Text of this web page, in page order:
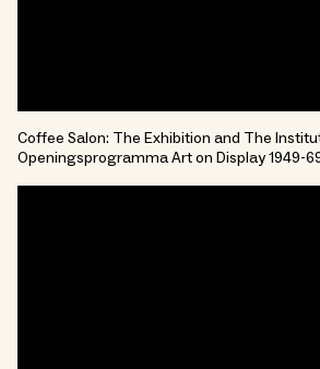
Coffee Salon: The Exhibition and The
Openingsprogramma Art on Display 1949-